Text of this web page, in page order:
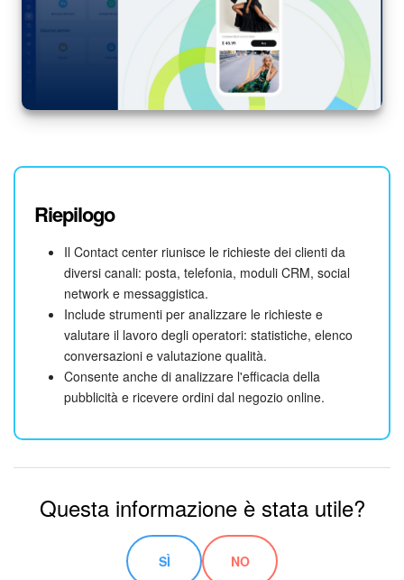
Riepilogo
Il Contact center riunisce le richieste dei clienti da
diversi canali: posta, telefonia, moduli CRM, social
network e messaggistica.
Include strumenti per analizzare le richieste e
valutare il lavoro degli operatori: statistiche, elenco
conversazioni e valutazione qualità.
Consente anche di analizzare l'efficacia della
pubblicità e ricevere ordini dal negozio online.
Questa informazione è stata utile?
SÌ NO